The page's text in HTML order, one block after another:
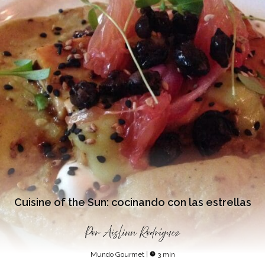
Cuisine of the Sun: cocinando con las estrellas
Por Aislinn Rodríguez
Mundo Gourmet | 3 min